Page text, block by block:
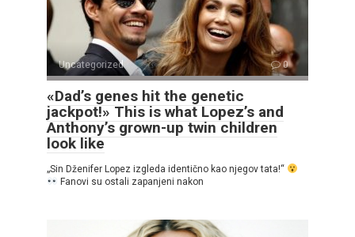
Uncategorized 0
«Dad’s genes hit the genetic
jackpot!» This is what Lopez’s and
Anthony’s grown-up twin children
look like
„Sin Dženifer Lopez izgleda identično kao njegov tata!“
Fanovi su ostali zapanjeni nakon